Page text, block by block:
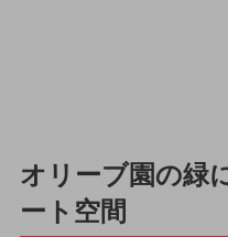
オリーブ園の緑
ート空間